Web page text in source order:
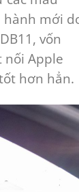
hành mới
vốn
nối Apple
hơn hẳn.